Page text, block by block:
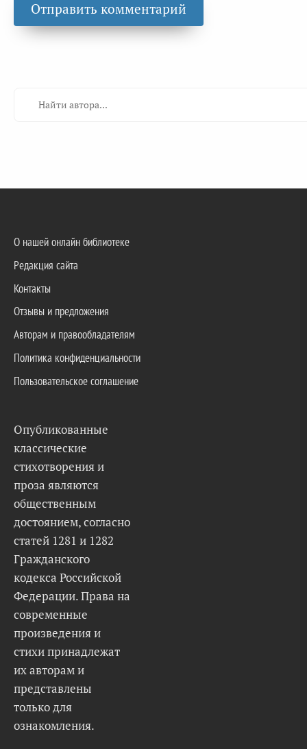
О нашей онлайн библиотеке
Редакция сайта
Контакты
Отзывы и предложения
Авторам и правообладателям
Политика конфиденциальности
Пользовательское соглашение
Опубликованные
классические
стихотворения и
проза являются
общественным
достоянием, согласно
статей 1281 и 1282
Гражданского
кодекса Российской
Федерации. Права на
современные
произведения и
стихи принадлежат
их авторам и
представлены
только для
ознакомления.